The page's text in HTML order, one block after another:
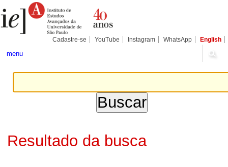
para
conteúdo.
Pessoais
Cadastre-se YouTube Instagram WhatsApp English
menu
Resultado da busca